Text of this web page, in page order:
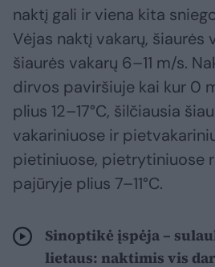
naktį gali ir viena kita
Vėjas naktį vakarų, šiaurės
šiaurės vakarų 6–11 m/s.
dirvos paviršiuje kai kur 0
plius 12–17°C, šilčiausia
vakariniuose ir
pietiniuose, pietrytiniuose
pajūryje plius 7–11°C.
Sinoptikė įspėja –
lietaus: naktimis vis